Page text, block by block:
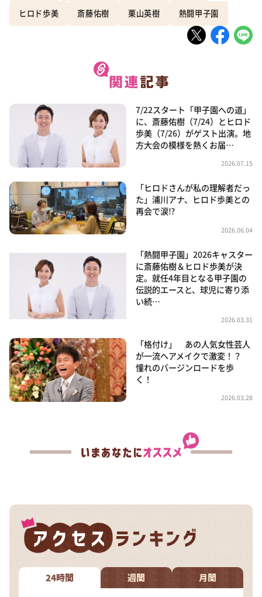
ヒロド歩美 斎藤佑樹 栗山英樹 熱闘甲子園
7/22スタート「甲子園への道」
に、斎藤佑樹（7/24）とヒロド
歩美（7/26）がゲスト出演。地
方大会の模様を熱くお届…
2026.07.15
「ヒロドさんが私の理解者だっ
た」浦川アナ、ヒロド歩美との
再会で涙⁉
2026.06.04
「熱闘甲子園」2026キャスター
に斎藤佑樹＆ヒロド歩美が決
定。就任4年目となる甲子園の
伝説的エースと、球児に寄り添
い続…
2026.03.31
「格付け」 あの人気女性芸人
が一流ヘアメイクで激変！？
憧れのバージンロードを歩
く！
2026.03.28
24時間 週間 月間